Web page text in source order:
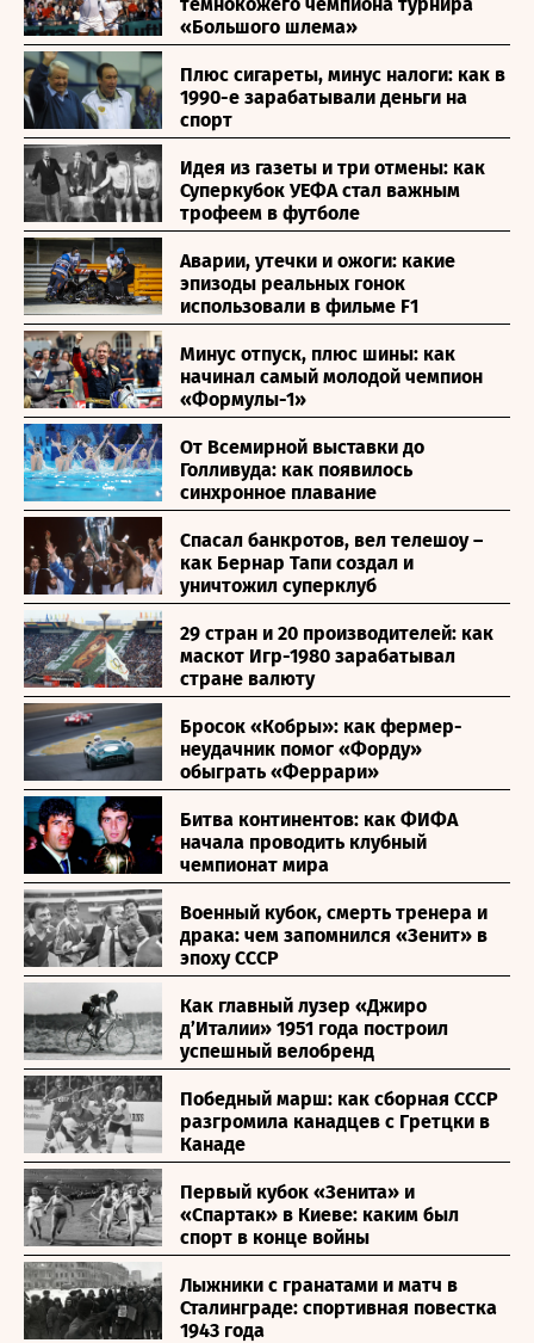
«Большого шлема»
Плюс сигареты, минус налоги: как в
1990-е зарабатывали деньги на
спорт
Идея из газеты и три отмены: как
Суперкубок УЕФА стал важным
трофеем в футболе
Аварии, утечки и ожоги: какие
эпизоды реальных гонок
использовали в фильме F1
Минус отпуск, плюс шины: как
начинал самый молодой чемпион
«Формулы-1»
От Всемирной выставки до
Голливуда: как появилось
синхронное плавание
Спасал банкротов, вел телешоу –
как Бернар Тапи создал и
уничтожил суперклуб
29 стран и 20 производителей: как
маскот Игр-1980 зарабатывал
стране валюту
Бросок «Кобры»: как фермер-
неудачник помог «Форду»
обыграть «Феррари»
Битва континентов: как ФИФА
начала проводить клубный
чемпионат мира
Военный кубок, смерть тренера и
драка: чем запомнился «Зенит» в
эпоху СССР
Как главный лузер «Джиро
д’Италии» 1951 года построил
успешный велобренд
Победный марш: как сборная СССР
разгромила канадцев с Гретцки в
Канаде
Первый кубок «Зенита» и
«Спартак» в Киеве: каким был
спорт в конце войны
Лыжники с гранатами и матч в
Сталинграде: спортивная повестка
1943 года